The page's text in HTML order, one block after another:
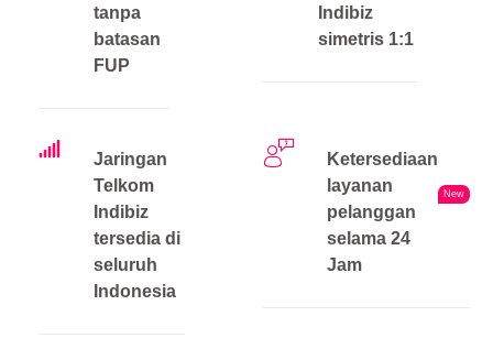
tanpa
batasan
FUP
Indibiz
simetris 1:1
Jaringan
Telkom
Indibiz
tersedia di
seluruh
Indonesia
Ketersediaan
layanan
pelanggan
selama 24
Jam
New